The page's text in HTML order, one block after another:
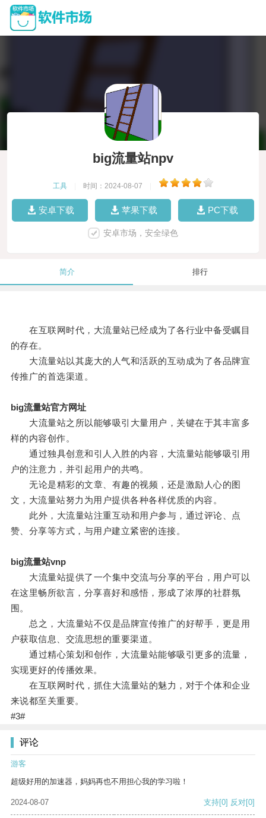
big流量站npv
工具 时间：2024-08-07
安卓下载 苹果下载 PC下载
安卓市场，安全绿色
简介 排行
在互联网时代，大流量站已经成为了各行业中备受瞩目
的存在。
大流量站以其庞大的人气和活跃的互动成为了各品牌宣
传推广的首选渠道。
big流量站官方网址
大流量站之所以能够吸引大量用户，关键在于其丰富多
样的内容创作。
通过独具创意和引人入胜的内容，大流量站能够吸引用
户的注意力，并引起用户的共鸣。
无论是精彩的文章、有趣的视频，还是激励人心的图
文，大流量站努力为用户提供各种各样优质的内容。
此外，大流量站注重互动和用户参与，通过评论、点
赞、分享等方式，与用户建立紧密的连接。
big流量站vnp
大流量站提供了一个集中交流与分享的平台，用户可以
在这里畅所欲言，分享喜好和感悟，形成了浓厚的社群氛
围。
总之，大流量站不仅是品牌宣传推广的好帮手，更是用
户获取信息、交流思想的重要渠道。
通过精心策划和创作，大流量站能够吸引更多的流量，
实现更好的传播效果。
在互联网时代，抓住大流量站的魅力，对于个体和企业
来说都至关重要。
#3#
评论
游客
超级好用的加速器，妈妈再也不用担心我的学习啦！
2024-08-07 支持[0] 反对[0]